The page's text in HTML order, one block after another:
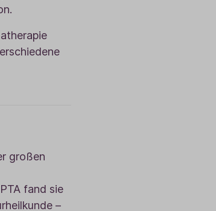
großen
fand sie
–